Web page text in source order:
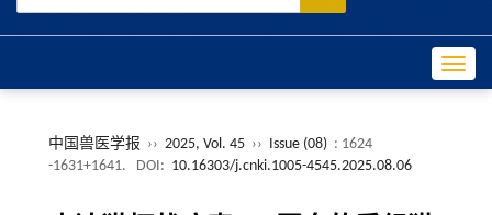
中国兽医学报 ›› 2025, Vol. 45 ›› Issue (08) : 1624
-1631+1641.
DOI: 10.16303/j.cnki.1005-4545.2025.08.06